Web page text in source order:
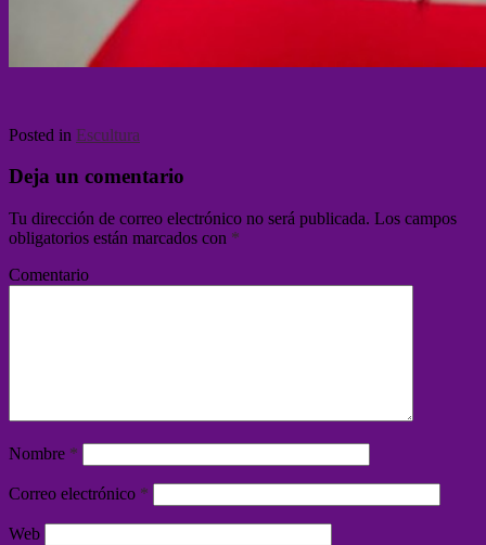
Posted in Escultura
Deja un comentario
Tu dirección de correo electrónico no será publicada. Los campos
obligatorios están marcados con *
Comentario
Nombre *
Correo electrónico *
Web